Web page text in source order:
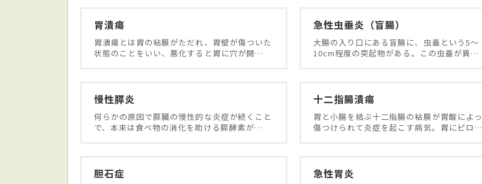
胃潰瘍
胃潰瘍とは胃の粘膜がただれ、胃壁が傷ついた
状態のことをいい、悪化すると胃に穴が開…
急性虫垂炎（盲腸）
大腸の入り口にある盲腸に、虫垂という5〜
10cm程度の突起物がある。この虫垂が異…
慢性膵炎
何らかの原因で膵臓の慢性的な炎症が続くこと
で、本来は食べ物の消化を助ける膵酵素が…
十二指腸潰瘍
胃と小腸を結ぶ十二指腸の粘膜が胃酸によ
傷つけられて炎症を起こす病気。胃にピロ…
胆石症 急性胃炎